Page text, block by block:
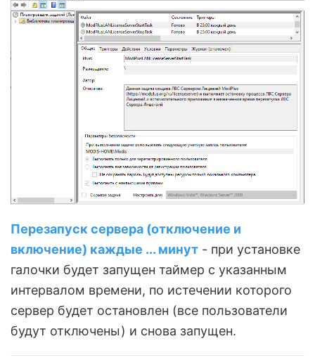
Перезапуск сервера (отключение и
включение) каждые ... минут - при установке
галочки будет запущен таймер с указанным
интервалом времени, по истечении которого
сервер будет остановлен (все пользователи
будут отключены) и снова запущен.